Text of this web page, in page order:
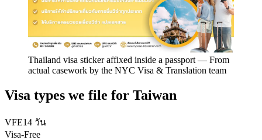
Thailand visa sticker affixed inside a passport — From
actual casework by the NYC Visa & Translation team
Visa types we file for Taiwan
VFE14 วัน
Visa-Free